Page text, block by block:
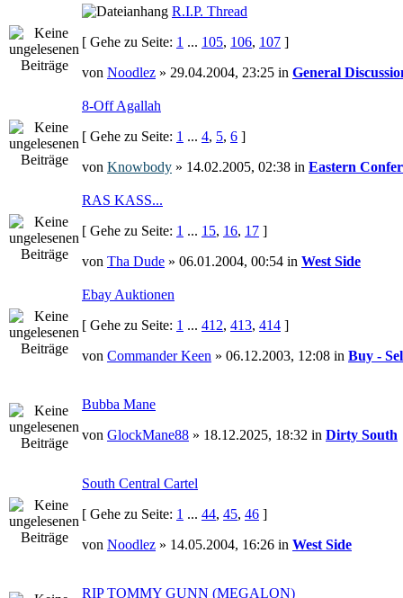
R.I.P. Thread
[ Gehe zu Seite: 1 ... 105, 106, 107 ]
von Noodlez » 29.04.2004, 23:25 in General
8-Off Agallah
[ Gehe zu Seite: 1 ... 4, 5, 6 ]
von Knowbody » 14.02.2005, 02:38 in Eastern
RAS KASS...
[ Gehe zu Seite: 1 ... 15, 16, 17 ]
von Tha Dude » 06.01.2004, 00:54 in West Side
Ebay Auktionen
[ Gehe zu Seite: 1 ... 412, 413, 414 ]
von Commander Keen » 06.12.2003, 12:08 in Buy -
Bubba Mane
von GlockMane88 » 18.12.2025, 18:32 in Dirty South
South Central Cartel
[ Gehe zu Seite: 1 ... 44, 45, 46 ]
von Noodlez » 14.05.2004, 16:26 in West Side
RIP TOMMY GUNN (MEGALON)